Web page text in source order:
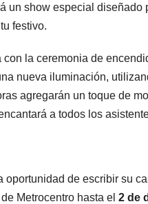
un show especial
festivo.
la ceremonia de
nueva iluminación,
agregarán un toque de
a todos los
oportunidad de escribir su
Metrocentro hasta el 2 de